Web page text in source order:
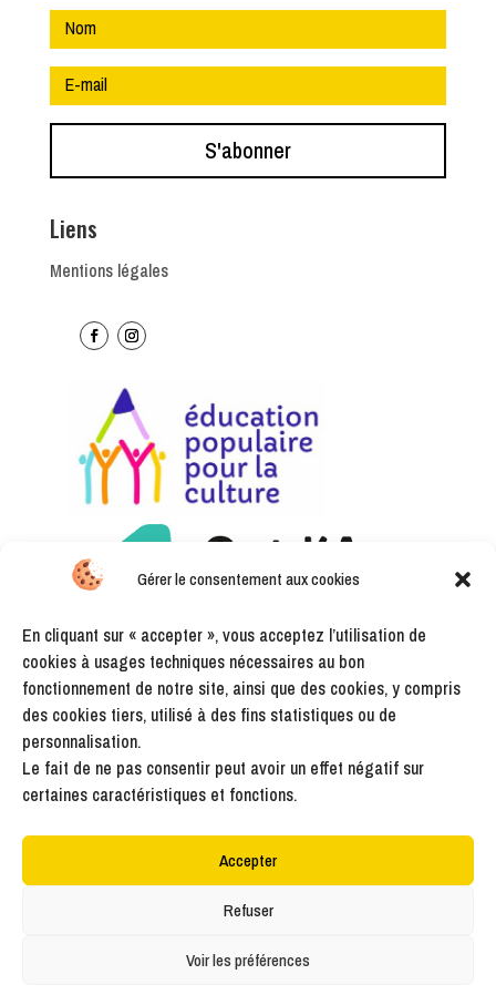
Gérer le consentement aux cookies
En cliquant sur « accepter », vous acceptez l’utilisation de
cookies à usages techniques nécessaires au bon
fonctionnement de notre site, ainsi que des cookies, y compris
des cookies tiers, utilisé à des fins statistiques ou de
personnalisation.
Le fait de ne pas consentir peut avoir un effet négatif sur
certaines caractéristiques et fonctions.
Accepter
Refuser
Voir les préférences
S'abonner
Liens
Mentions légales
Rural